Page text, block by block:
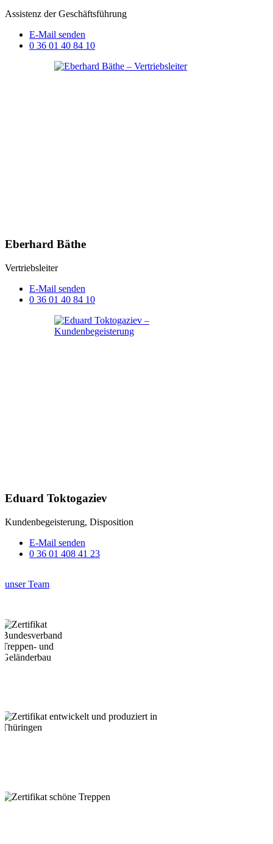
Assistenz der Geschäftsführung
E-Mail senden
0 36 01 40 84 10
Eberhard Bäthe
Vertriebsleiter
E-Mail senden
0 36 01 40 84 10
Eduard Toktogaziev
Kundenbegeisterung, Disposition
E-Mail senden
0 36 01 408 41 23
unser Team